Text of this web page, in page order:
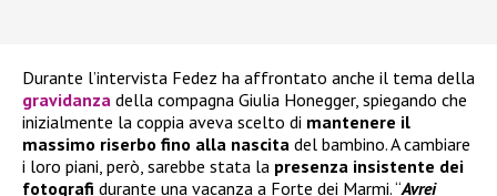
Durante l’intervista Fedez ha affrontato anche il tema della
gravidanza della compagna Giulia Honegger, spiegando che
inizialmente la coppia aveva scelto di mantenere il
massimo riserbo fino alla nascita del bambino. A cambiare
i loro piani, però, sarebbe stata la presenza insistente dei
fotografi durante una vacanza a Forte dei Marmi. “Avrei